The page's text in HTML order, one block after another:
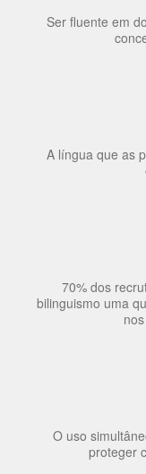
A língua que as
70% dos
bilinguismo uma
O uso
proteger